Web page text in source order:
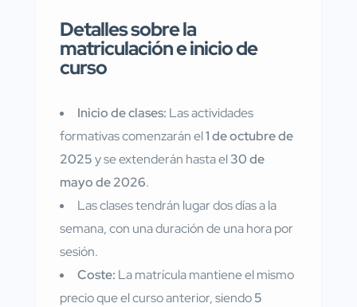
Detalles sobre la
matriculación e inicio de
curso
Inicio de clases: Las actividades
formativas comenzarán el1 de octubre de
2025y se extenderán hasta el30 de
mayo de 2026.
Las clases tendrán lugar dos días a la
semana, con una duración de una hora por
sesión.
Coste: La matrícula mantiene el mismo
precio que el curso anterior, siendo5